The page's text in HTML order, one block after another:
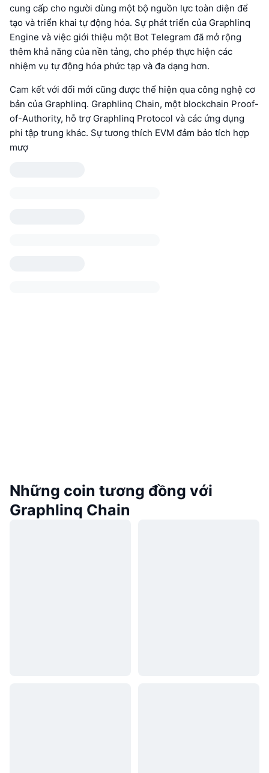
cung cấp cho người dùng một bộ nguồn lực toàn diện để
tạo và triển khai tự động hóa. Sự phát triển của Graphlinq
Engine và việc giới thiệu một Bot Telegram đã mở rộng
thêm khả năng của nền tảng, cho phép thực hiện các
nhiệm vụ tự động hóa phức tạp và đa dạng hơn.
Cam kết với đổi mới cũng được thể hiện qua công nghệ cơ
bản của Graphlinq. Graphlinq Chain, một blockchain Proof-
of-Authority, hỗ trợ Graphlinq Protocol và các ứng dụng
phi tập trung khác. Sự tương thích EVM đảm bảo tích hợp
mượ
Những coin tương đồng với
Graphlinq Chain